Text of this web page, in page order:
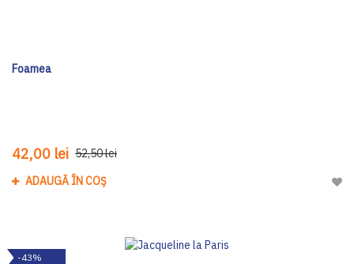
Foamea
42,00 lei 52,50 lei
ADAUGĂ ÎN COȘ
-43%